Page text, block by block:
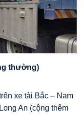
thường)
xe tải Bắc – Nam
An (cộng thêm